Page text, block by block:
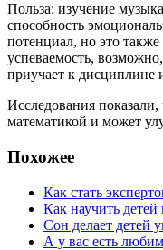
Польза: изучение
способность
потенциал, но это
успеваемость,
приучает к дисциплине
Исследования
математикой и может
Похожее
Как стать
Как научить детей
Сон делает детей
А у вас есть